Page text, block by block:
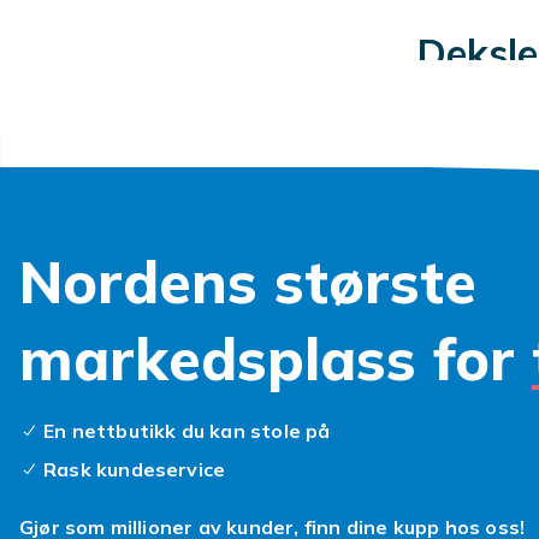
forlate
ligne
omfavne
Støtsikre
perfekte
Nordens største
markedsplass for
En nettbutikk du kan stole på
Rask kundeservice
Gjør som millioner av kunder, finn dine kupp hos oss!